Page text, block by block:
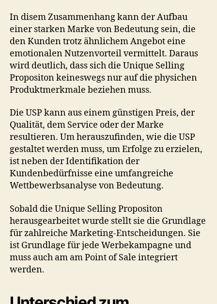
In disem Zusammenhang kann der Aufbau
einer starken Marke von Bedeutung sein, die
den Kunden trotz ähnlichem Angebot eine
emotionalen Nutzenvorteil vermittelt. Daraus
wird deutlich, dass sich die Unique Selling
Propositon keineswegs nur auf die physichen
Produktmerkmale beziehen muss.
Die USP kann aus einem günstigen Preis, der
Qualität, dem Service oder der Marke
resultieren. Um herauszufinden, wie die USP
gestaltet werden muss, um Erfolge zu erzielen,
ist neben der Identifikation der
Kundenbedürfnisse eine umfangreiche
Wettbewerbsanalyse von Bedeutung.
Sobald die Unique Selling Propositon
herausgearbeitet wurde stellt sie die Grundlage
für zahlreiche Marketing-Entscheidungen. Sie
ist Grundlage für jede Werbekampagne und
muss auch am am Point of Sale integriert
werden.